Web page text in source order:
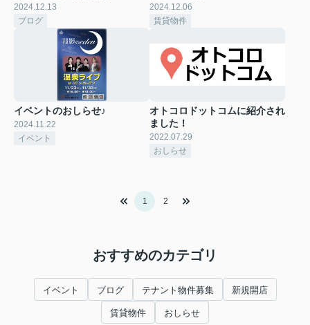
2024.12.13
ブログ
2024.12.06
賃貸物件
イベントのおしらせ♪
2024.11.22
イベント
オトコロドットコムに紹介され
ました！
2022.07.29
おしらせ
1 2
おすすめのカテゴリ
イベント ブログ テナント物件募集 新規開店
賃貸物件 おしらせ